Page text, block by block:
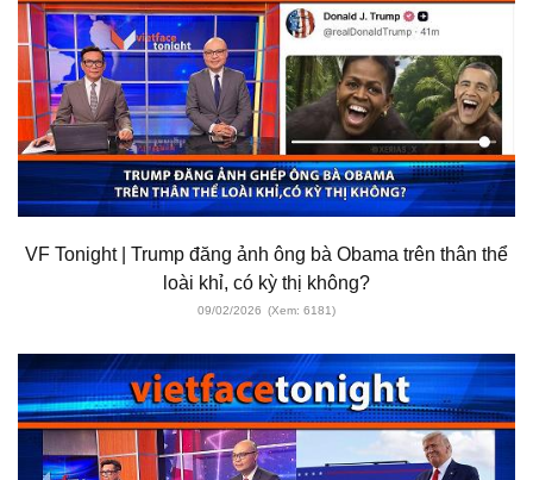
VF Tonight | Trump đăng ảnh ông bà Obama trên thân thể
loài khỉ, có kỳ thị không?
09/02/2026 (Xem: 6181)